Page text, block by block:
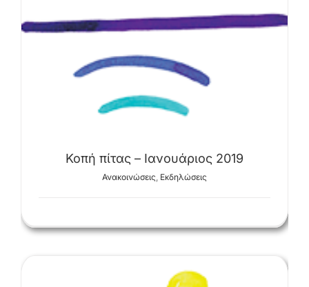
Κοπή πίτας – Ιανουάριος 2019
Ανακοινώσεις Εκδηλώσεις